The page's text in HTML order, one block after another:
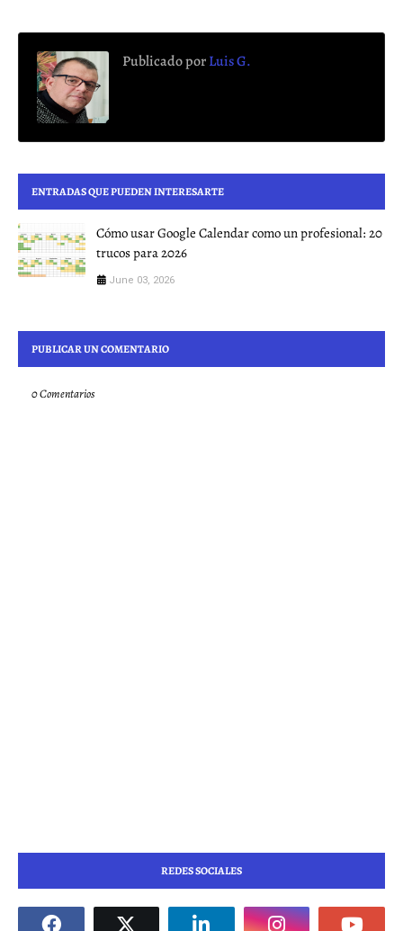
Publicado porLuis G.
ENTRADAS QUE PUEDEN INTERESARTE
Cómo usar Google Calendar como un profesional: 20
trucos para 2026
June 03, 2026
PUBLICAR UN COMENTARIO
0 Comentarios
REDES SOCIALES